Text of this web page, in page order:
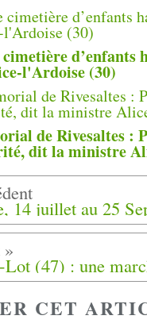
d’enfants
l'Ardoise (30)
de Rivesaltes :
dit la ministre
CET